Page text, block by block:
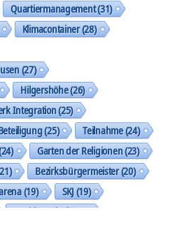
Quartiermanagement(31)
Klimacontainer(28)
(27)
Hilgershöhe(26)
Integration(25)
(25) Teilnahme(24)
Garten der Religionen(23)
Bezirksbürgermeister(20)
(19) SKJ(19)
Nachbarschaft(19)